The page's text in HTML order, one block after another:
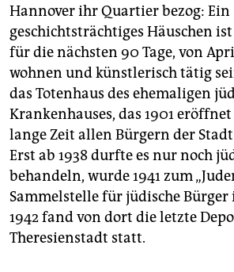
Hannover ihr Quartier bezog: Ein
geschichtsträchtiges Häuschen
für die nächsten 90 Tage, von
wohnen und künstlerisch tätig
das Totenhaus des ehemaligen
Krankenhauses, das 1901
lange Zeit allen Bürgern der
Erst ab 1938 durfte es nur noch
behandeln, wurde 1941 zum
Sammelstelle für jüdische Bürger
1942 fand von dort die letzte
Theresienstadt statt.